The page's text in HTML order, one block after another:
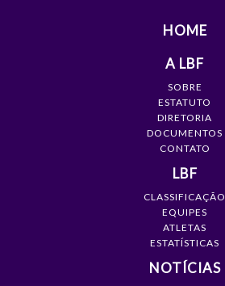
HOME
A LBF
SOBRE
ESTATUTO
DIRETORIA
DOCUMENTOS
CONTATO
LBF
CLASSIFICAÇÃO
EQUIPES
ATLETAS
ESTATÍSTICAS
NOTÍCIAS